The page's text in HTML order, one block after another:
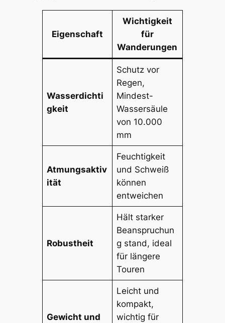
Eigenschaft
Wichtigkeit
für
Wanderungen
Wasserdichti
gkeit
Schutz vor
Regen,
Mindest-
Wassersäule
von 10.000
mm
Atmungsaktiv
ität
Feuchtigkeit
und Schweiß
können
entweichen
Robustheit
Hält starker
Beanspruchun
g stand, ideal
für längere
Touren
Gewicht und
Leicht und
kompakt,
wichtig für